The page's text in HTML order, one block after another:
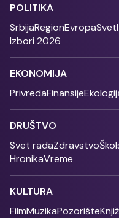
POLITIKA
SrbijaRegionEvropaSvet
Izbori 2026
EKONOMIJA
PrivredaFinansije
DRUŠTVO
Svet radaZdravstvo
HronikaVreme
KULTURA
FilmMuzikaPozorište